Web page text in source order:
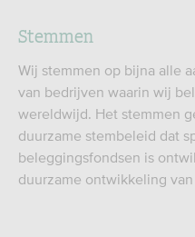
Stemmen
Wij stemmen op bijna alle
van bedrijven waarin wij
wereldwijd. Het stemmen
duurzame stembeleid dat
beleggingsfondsen is
duurzame ontwikkeling